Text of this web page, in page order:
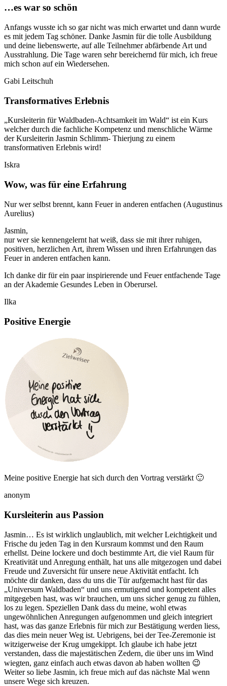
…es war so schön
Anfangs wusste ich so gar nicht was mich erwartet und dann wurde
es mit jedem Tag schöner. Danke Jasmin für die tolle Ausbildung
und deine liebenswerte, auf alle Teilnehmer abfärbende Art und
Ausstrahlung. Die Tage waren sehr bereichernd für mich, ich freue
mich schon auf ein Wiedersehen.
Gabi Leitschuh
Transformatives Erlebnis
„Kursleiterin für Waldbaden-Achtsamkeit im Wald“ ist ein Kurs
welcher durch die fachliche Kompetenz und menschliche Wärme
der Kursleiterin Jasmin Schlimm- Thierjung zu einem
transformativen Erlebnis wird!
Iskra
Wow, was für eine Erfahrung
Nur wer selbst brennt, kann Feuer in anderen entfachen (Augustinus
Aurelius)
Jasmin,
nur wer sie kennengelernt hat weiß, dass sie mit ihrer ruhigen,
positiven, herzlichen Art, ihrem Wissen und ihren Erfahrungen das
Feuer in anderen entfachen kann.
Ich danke dir für ein paar inspirierende und Feuer entfachende Tage
an der Akademie Gesundes Leben in Oberursel.
Ilka
Positive Energie
Meine positive Energie hat sich durch den Vortrag verstärkt 🙂
anonym
Kursleiterin aus Passion
Jasmin… Es ist wirklich unglaublich, mit welcher Leichtigkeit und
Frische du jeden Tag in den Kursraum kommst und den Raum
erhellst. Deine lockere und doch bestimmte Art, die viel Raum für
Kreativität und Anregung enthält, hat uns alle mitgezogen und dabei
Freude und Zuversicht für unsere neue Aktivität entfacht. Ich
möchte dir danken, dass du uns die Tür aufgemacht hast für das
„Universum Waldbaden“ und uns ermutigend und kompetent alles
mitgegeben hast, was wir brauchen, um uns sicher genug zu fühlen,
los zu legen. Speziellen Dank dass du meine, wohl etwas
ungewöhnlichen Anregungen aufgenommen und gleich integriert
hast, was das ganze Erlebnis für mich zur Bestätigung werden liess,
das dies mein neuer Weg ist. Uebrigens, bei der Tee-Zeremonie ist
witzigerweise der Krug umgekippt. Ich glaube ich habe jetzt
verstanden, dass die majestätischen Zedern, die über uns im Wind
wiegten, ganz einfach auch etwas davon ab haben wollten 😉
Weiter so liebe Jasmin, ich freue mich auf das nächste Mal wenn
unsere Wege sich kreuzen.